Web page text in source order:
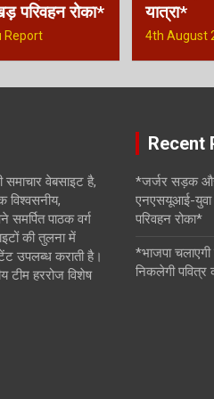
परिवहन रोका*
Report
यात्रा*
4th August
समाचार वेबसाइट है,
विश्वसनीय,
समर्पित पाठक वर्ग
की तुलना में
उपलब्ध कराती है।
टीम हररोज विशेष
Recent
*जर्जर सड़क
एनएसयूआई-युवा
परिवहन रोका*
*भाजपा
निकलेगी